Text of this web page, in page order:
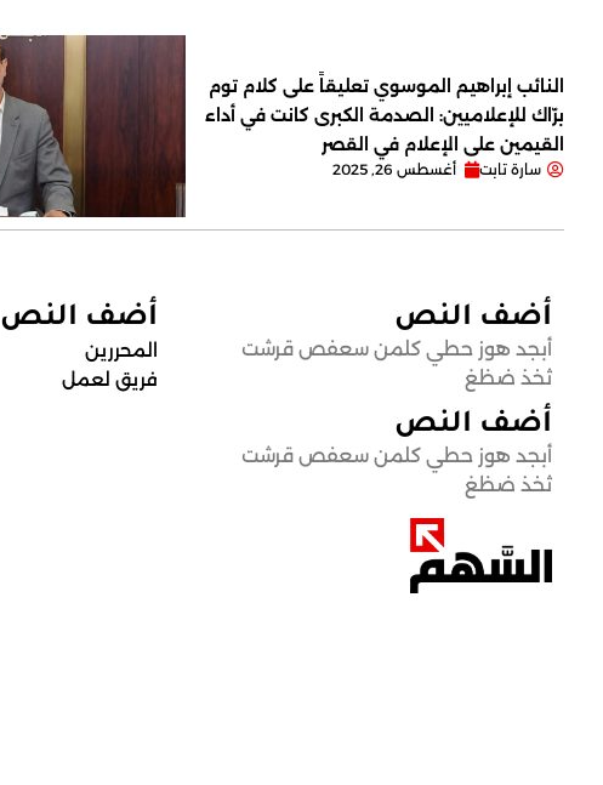
النائب إبراهيم الموسوي تعليقاً على كلام توم
برّاك للإعلاميين: الصدمة الكبرى كانت في أداء
القيمين على ‏الإعلام في القصر
سارة تابت أغسطس 26, 2025
أضف النص
أبجد هوز حطي كلمن سعفص قرشت
ثخذ ضظغ
أضف النص
أبجد هوز حطي كلمن سعفص قرشت
ثخذ ضظغ
أضف النص
المحررين
فريق لعمل